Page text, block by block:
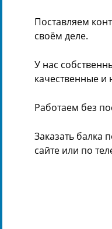
Поставляем
своём деле.
У нас
качественные и
Работаем без
Заказать балка
сайте или по